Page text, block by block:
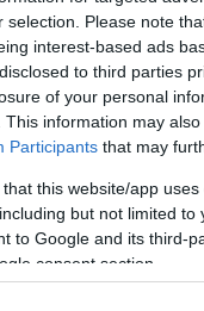
selection. Please note
interest-based ads
to third parties
of your personal
This information may
Participants that may
that this website/app
but not limited
to Google and its third-
consent section.
ένας συνδυασμός
την
για την
2015 ως
χωρίς την
αρκετές
λόγω μιας